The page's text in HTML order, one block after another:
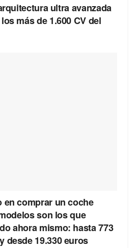
ultra avanzada
más de 1.600 CV del
en comprar un coche
son los que
ahora mismo: hasta 773
desde 19.330 euros